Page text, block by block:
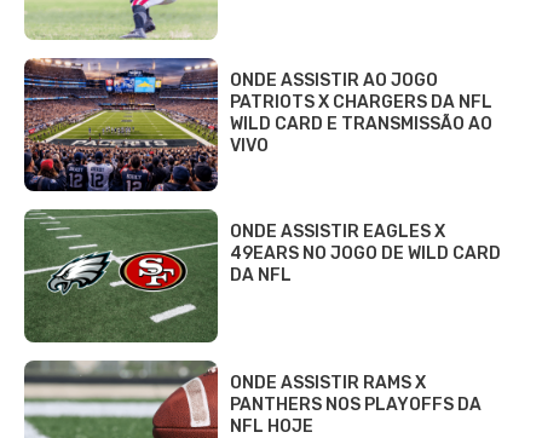
ONDE ASSISTIR AO JOGO
PATRIOTS X CHARGERS DA NFL
WILD CARD E TRANSMISSÃO AO
VIVO
ONDE ASSISTIR EAGLES X
49EARS NO JOGO DE WILD CARD
DA NFL
ONDE ASSISTIR RAMS X
PANTHERS NOS PLAYOFFS DA
NFL HOJE